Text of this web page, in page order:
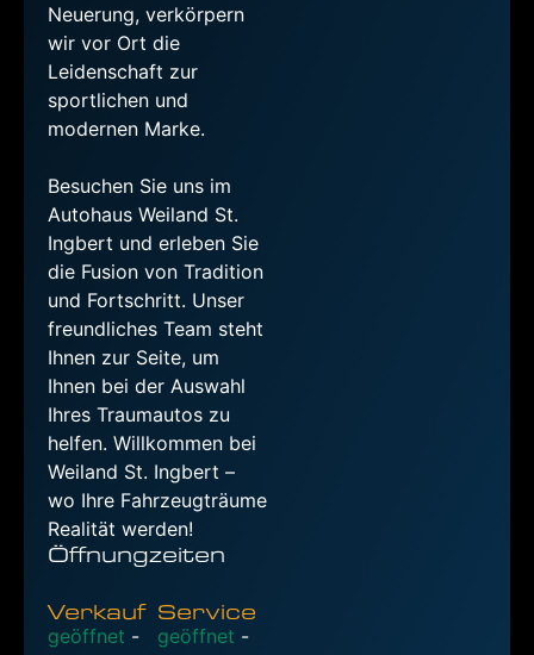
Neuerung, verkörpern
wir vor Ort die
Leidenschaft zur
sportlichen und
modernen Marke.
Besuchen Sie uns im
Autohaus Weiland St.
Ingbert und erleben Sie
die Fusion von Tradition
und Fortschritt. Unser
freundliches Team steht
Ihnen zur Seite, um
Ihnen bei der Auswahl
Ihres Traumautos zu
helfen. Willkommen bei
Weiland St. Ingbert –
wo Ihre Fahrzeugträume
Realität werden!
Öffnungzeiten
Verkauf
geöffnet -
Service
geöffnet -